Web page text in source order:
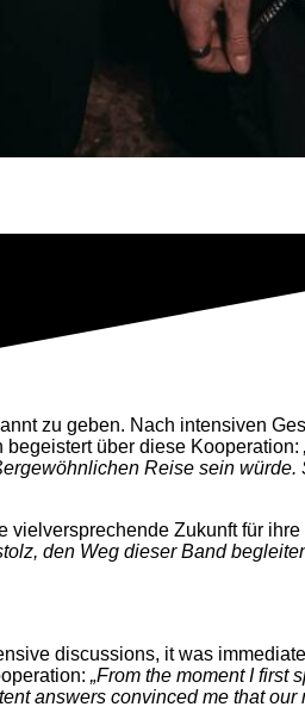
zu geben. Nach intensiven
über diese Kooperation:
Reise sein würde.
vielversprechende Zukunft für
den Weg dieser Band
discussions, it was
„From the moment I first
answers convinced me that